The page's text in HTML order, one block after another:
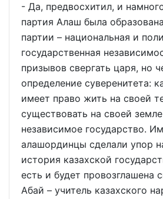
- Да, предвосхитил, и
партия Алаш была
партии – национальная и
государственная
призывов свергать царя, но
определение суверенитета:
имеет право жить на своей
существовать на своей
независимое государство.
алашординцы сделали упор
история казахской
есть и будет провозглашена
Абай – учитель казахского